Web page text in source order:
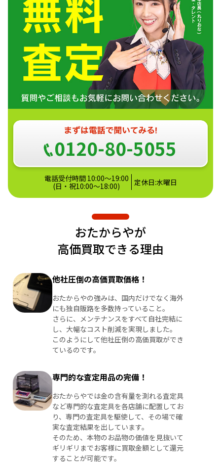
0120-80-5055
電話受付時間 10:00～19:00
(日・祝10:00～18:00)
定休日:水曜日
おたからやが
高価買取できる理由
他社圧倒の高価買取価格！
おたからやの強みは、国内だけでなく海外
にも独自販路を多数持っていること。
さらに、メンテナンスをすべて自社完結に
し、大幅なコスト削減を実現しました。
このようにして他社圧倒の高価買取ができ
ているのです。
専門的な査定用品の完備！
おたからやでは金の含有量を測れる査定具
など専門的な査定具を各店舗に配置してお
り、専門の査定具を駆使して、その場で確
実な査定結果を出しています。
そのため、本物のお品物の価値を見抜いて
ギリギリまでお客様に買取金額として還元
することが可能です。